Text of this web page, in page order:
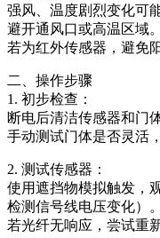
强风、温度剧烈变化可
避开通风口或高温区域。
若为红外传感器，避免
二、操作步骤
1. 初步检查：
断电后清洁传感器和门
手动测试门体是否灵活
2. 测试传感器：
使用遮挡物模拟触发，
检测信号线电压变化）。
若光纤无响应，尝试重